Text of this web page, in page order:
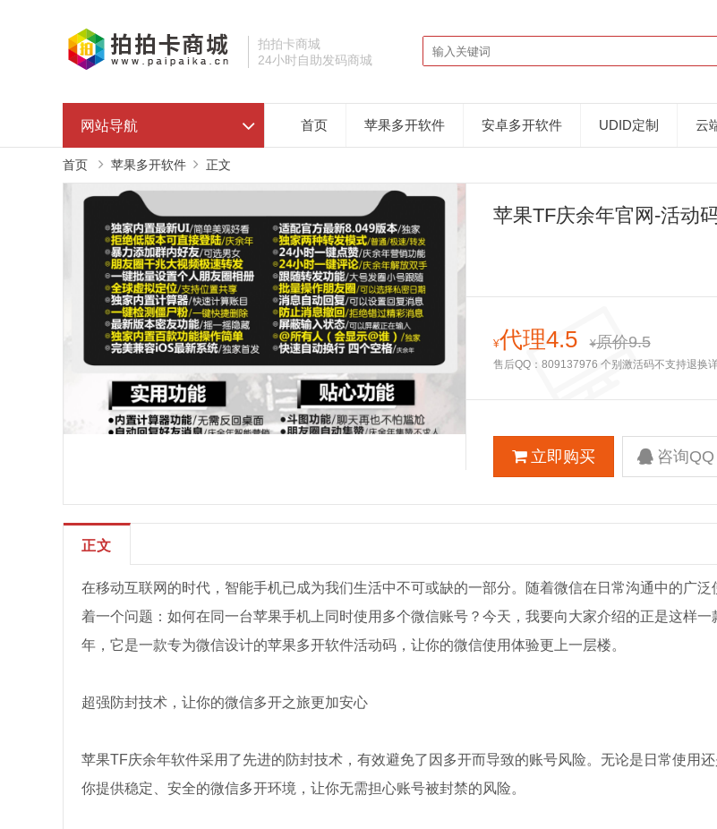
拍拍卡商城
24小时自助发码商城
网站导航 首页 苹果多开软件 安卓多开软件 UDID定制 云
首页 苹果多开软件 正文
苹果TF庆余年官网-活动
¥代理4.5 ¥原价9.5
售后QQ：809137976 个别激活码不支持退换
立即购买 咨询QQ
正文
在移动互联网的时代，智能手机已成为我们生活中不可或缺的一部分。随着微信在日常沟通中的广泛
着一个问题：如何在同一台苹果手机上同时使用多个微信账号？今天，我要向大家介绍的正是这样
年，它是一款专为微信设计的苹果多开软件活动码，让你的微信使用体验更上一层楼。
超强防封技术，让你的微信多开之旅更加安心
苹果TF庆余年软件采用了先进的防封技术，有效避免了因多开而导致的账号风险。无论是日常使用
你提供稳定、安全的微信多开环境，让你无需担心账号被封禁的风险。